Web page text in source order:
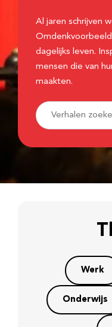
Al jaren schrijven
dagelijks leven.
mensen die van
maakten.
Werk
Onderwijs